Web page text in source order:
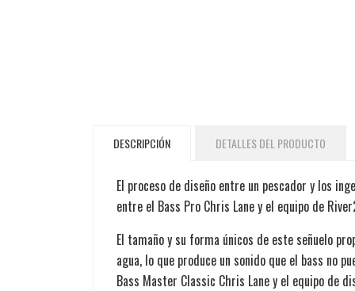
DESCRIPCIÓN DETALLES DEL PRODUCTO
El proceso de diseño entre un pescador y los
entre el Bass Pro Chris Lane y el equipo de
El tamaño y su forma únicos de este señuelo
agua, lo que produce un sonido que el bass no
Bass Master Classic Chris Lane y el equipo de